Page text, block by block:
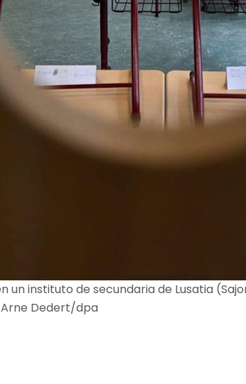
instituto de secundaria de Lusatia
Dedert/dpa